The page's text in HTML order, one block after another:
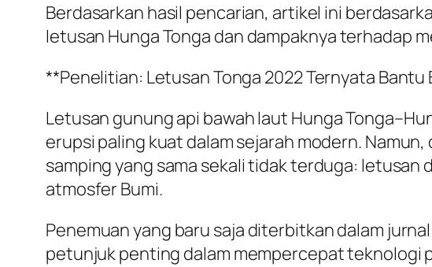
Berdasarkan hasil pencarian, artikel ini
letusan Hunga Tonga dan dampaknya terhadap
**Penelitian: Letusan Tonga 2022 Ternyata
Letusan gunung api bawah laut Hunga
erupsi paling kuat dalam sejarah modern.
samping yang sama sekali tidak terduga:
atmosfer Bumi.
Penemuan yang baru saja diterbitkan dalam
petunjuk penting dalam mempercepat teknologi